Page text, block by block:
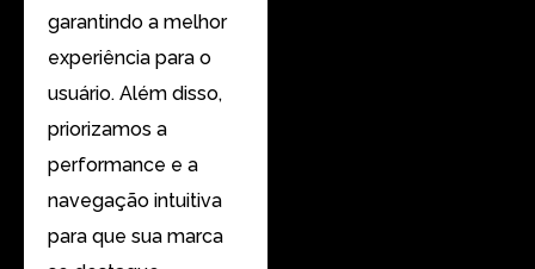
garantindo a melhor
experiência para o
usuário. Além disso,
priorizamos a
performance e a
navegação intuitiva
para que sua marca